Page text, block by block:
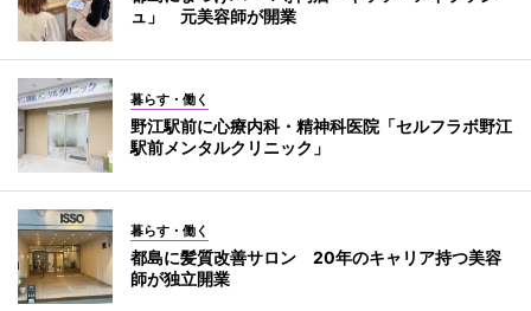
ュ」 元美容師が開業
暮らす・働く
野江駅前に心療内科・精神科医院「セルフラボ野江
駅前メンタルクリニック」
暮らす・働く
都島に髪質改善サロン 20年のキャリア持つ美容
師が独立開業